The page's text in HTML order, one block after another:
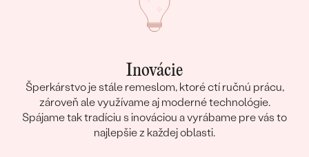
Inovácie
Šperkárstvo je stále remeslom, ktoré ctí ručnú prácu,
zároveň ale využívame aj moderné technológie.
Spájame tak tradíciu s inováciou a vyrábame pre vás to
najlepšie z každej oblasti.